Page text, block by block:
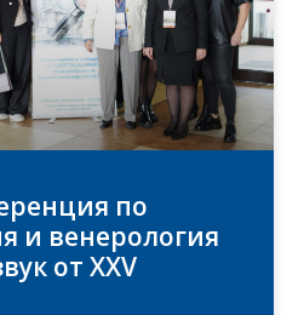
по
и венерология
от XXV